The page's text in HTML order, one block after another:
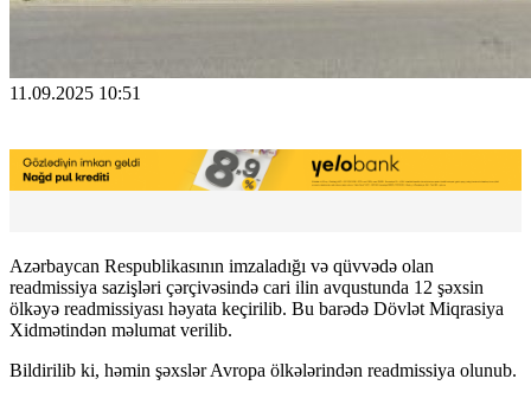
11.09.2025 10:51
Azərbaycan Respublikasının imzaladığı və qüvvədə olan
readmissiya sazişləri çərçivəsində cari ilin avqustunda 12 şəxsin
ölkəyə readmissiyası həyata keçirilib. Bu barədə Dövlət Miqrasiya
Xidmətindən məlumat verilib.
Bildirilib ki, həmin şəxslər Avropa ölkələrindən readmissiya olunub.